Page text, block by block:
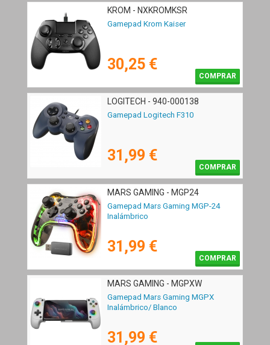
KROM - NXKROMKSR
Gamepad Krom Kaiser
30,25 €
COMPRAR
LOGITECH - 940-000138
Gamepad Logitech F310
31,99 €
COMPRAR
MARS GAMING - MGP24
Gamepad Mars Gaming MGP-24
Inalámbrico
31,99 €
COMPRAR
MARS GAMING - MGPXW
Gamepad Mars Gaming MGPX
Inalámbrico/ Blanco
31,99 €